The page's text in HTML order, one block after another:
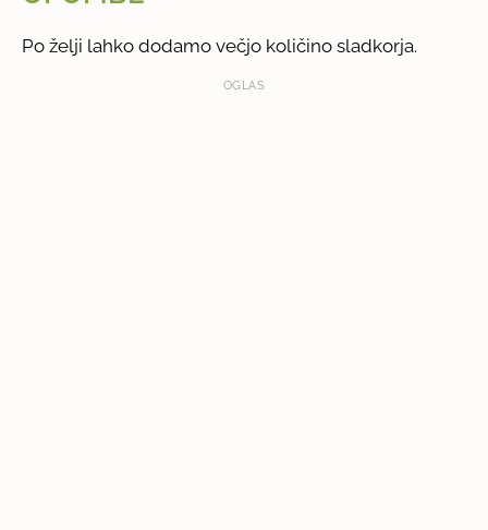
Po želji lahko dodamo večjo količino sladkorja.
OGLAS